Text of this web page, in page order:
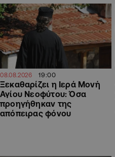
08.08.2026 19:00
Ξεκαθαρίζει η Ιερά Μονή
Αγίου Νεοφύτου: Όσα
προηγήθηκαν της
απόπειρας φόνου